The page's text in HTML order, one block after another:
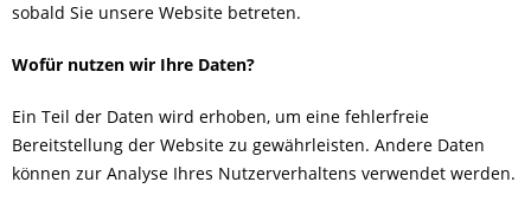
sobald Sie unsere Website betreten.
Wofür nutzen wir Ihre Daten?
Ein Teil der Daten wird erhoben, um eine fehlerfreie
Bereitstellung der Website zu gewährleisten. Andere Daten
können zur Analyse Ihres Nutzerverhaltens verwendet werden.